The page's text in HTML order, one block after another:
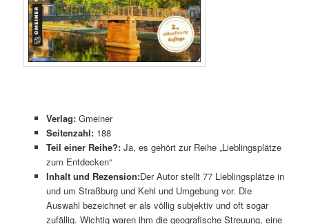
Verlag: Gmeiner
Seitenzahl:188
Teil einer Reihe?: Ja, es gehört zur Reihe „Lieblingsplätze
zum Entdecken“
Inhalt und Rezension:Der Autor stellt 77 Lieblingsplätze in
und um Straßburg und Kehl und Umgebung vor. Die
Auswahl bezeichnet er als völlig subjektiv und oft sogar
zufällig. Wichtig waren ihm die geografische Streuung, eine